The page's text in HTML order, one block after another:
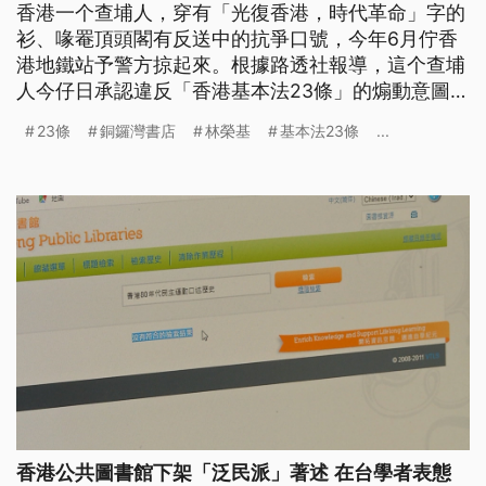
香港一个查埔人，穿有「光復香港，時代革命」字的
衫、喙罨頂頭閣有反送中的抗爭口號，今年6月佇香
港地鐵站予警方掠起來。根據路透社報導，這个查埔
人今仔日承認違反「香港基本法23條」的煽動意圖
（這條新聞標題、前言是臺語文。）
23條 銅鑼灣書店 林榮基 基本法23條 ...
香港公共圖書館下架「泛民派」著述 在台學者表態